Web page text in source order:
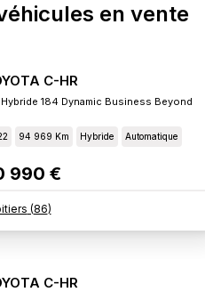
en vente
C-HR
184 Dynamic Business Beyond
94 969 Km Hybride Automatique
990 €
(86)
C-HR